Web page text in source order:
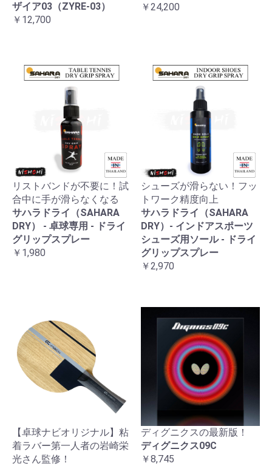
ザイア03（ZYRE-03）
￥12,700
￥24,200
リストバンドが不要に！試
合中に手が滑らなくなる
サハラドライ（SAHARA
DRY） - 卓球専用 - ドライ
グリップスプレー
￥1,980
シューズが滑らない！フッ
トワーク精度向上
サハラドライ（SAHARA
DRY）- インドアスポーツ
シューズ用ソール - ドライ
グリップスプレー
￥2,970
【卓球ナビオリジナル】粘
着ラバー第一人者の岩崎栄
光さん監修！
ディグニクスの最新版！
ディグニクス09C
￥8,745